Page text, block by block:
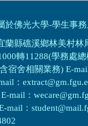
於佛光大學-學生事
蘭縣礁溪鄉林美村林
轉11288(學務處
宿舍相關業務) E-
：
mail：
mail：